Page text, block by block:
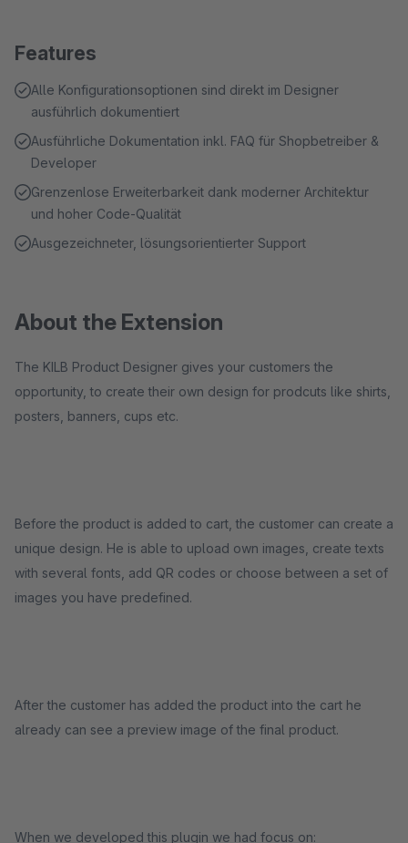
Features
Alle Konfigurationsoptionen sind direkt im Designer
ausführlich dokumentiert
Ausführliche Dokumentation inkl. FAQ für Shopbetreiber &
Developer
Grenzenlose Erweiterbarkeit dank moderner Architektur
und hoher Code-Qualität
Ausgezeichneter, lösungsorientierter Support
About the Extension
The KILB Product Designer gives your customers the
opportunity, to create their own design for prodcuts like shirts,
posters, banners, cups etc.
Before the product is added to cart, the customer can create a
unique design. He is able to upload own images, create texts
with several fonts, add QR codes or choose between a set of
images you have predefined.
After the customer has added the product into the cart he
already can see a preview image of the final product.
When we developed this plugin we had focus on: